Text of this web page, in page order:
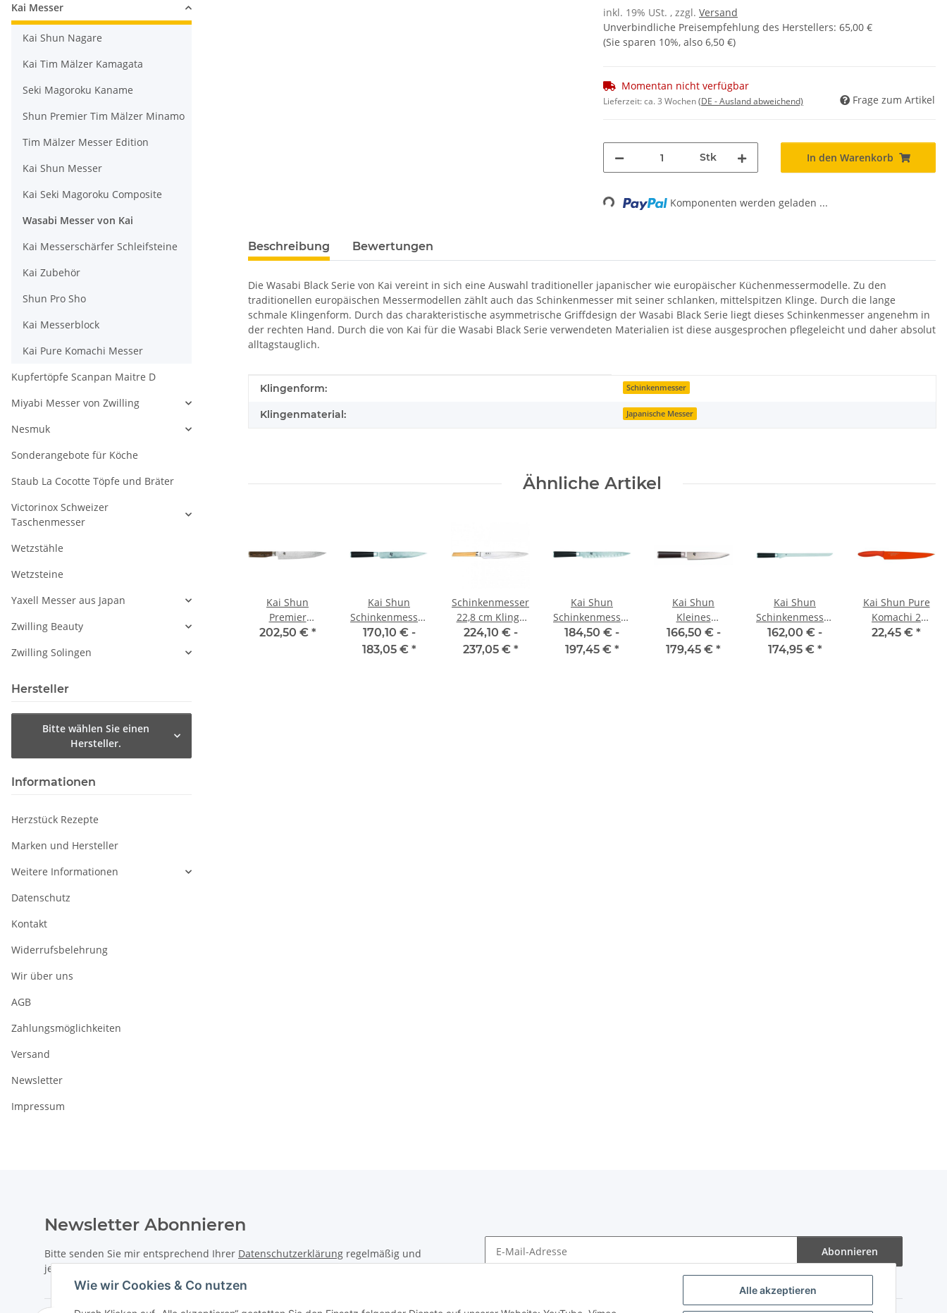
Alle akzeptieren
Wie wir Cookies & Co nutzen
inkl. 19% USt. , zzgl. Versand
Unverbindliche Preisempfehlung des Herstellers: 65,00 €
(Sie sparen 10%, also 6,50 €)
Momentan nicht verfügbar
Lieferzeit:ca. 3 Wochen(DE - Ausland abweichend) Frage zum Artikel
Stk In den Warenkorb
Loading... Komponenten werden geladen ...
Beschreibung Bewertungen
Die Wasabi Black Serie von Kai vereint in sich eine Auswahl traditioneller japanischer wie europäischer Küchenmessermodelle. Zu den
traditionellen europäischen Messermodellen zählt auch das Schinkenmesser mit seiner schlanken, mittelspitzen Klinge. Durch die lange
schmale Klingenform. Durch das charakteristische asymmetrische Griffdesign der Wasabi Black Serie liegt dieses Schinkenmesser angenehm in
der rechten Hand. Durch die von Kai für die Wasabi Black Serie verwendeten Materialien ist diese ausgesprochen pflegeleicht und daher absolut
alltagstauglich.
Produkteigenschaft
Wert
Klingenform: Schinkenmesser
Klingenmaterial: Japanische Messer
Ähnliche Artikel
Wasabi Black
cm Klinge
46,35 € -
59,30 €
Wasabi Black
cm Klinge
61,65 € -
74,60 €
Kai Shun
Premier
Schinkenmesser
202,50 € *
Kai Shun
Schinkenmesser
22,5 cm
170,10 € -
183,05 € *
Schinkenmesser
22,8 cm Klinge
Seki Magoroku
Composite von
224,10 € -
237,05 € *
Kai Shun
Schinkenmesser
22,5 cm
Kullenschliff
184,50 € -
197,45 € *
Kai Shun
Kleines
Schinkenmesser
18 cm
166,50 € -
179,45 € *
Kai Shun
Schinkenmesser
30 cm
162,00 € -
174,95 € *
Kai Shun Pure
Komachi 2
Schinkenmesser
22,45 € *
Kai Messer
Kai Shun Nagare
Kai Tim Mälzer Kamagata
Seki Magoroku Kaname
Shun Premier Tim Mälzer Minamo
Tim Mälzer Messer Edition
Kai Shun Messer
Kai Seki Magoroku Composite
Wasabi Messer von Kai
Kai Messerschärfer Schleifsteine
Kai Zubehör
Shun Pro Sho
Kai Messerblock
Kai Pure Komachi Messer
Kupfertöpfe Scanpan Maitre D
Miyabi Messer von Zwilling
Nesmuk
Sonderangebote für Köche
Staub La Cocotte Töpfe und Bräter
Victorinox Schweizer
Taschenmesser
Wetzstähle
Wetzsteine
Yaxell Messer aus Japan
Zwilling Beauty
Zwilling Solingen
Hersteller
Bitte wählen Sie einen
Hersteller.
Informationen
Herzstück Rezepte
Marken und Hersteller
Weitere Informationen
Datenschutz
Kontakt
Widerrufsbelehrung
Wir über uns
AGB
Zahlungsmöglichkeiten
Versand
Newsletter
Impressum
Newsletter Abonnieren
Bitte senden Sie mir entsprechend Ihrer Datenschutzerklärung regelmäßig und
jederzeit widerruflich Informationen zu Ihrem Produktsortiment per E-Mail zu.
Abonnieren